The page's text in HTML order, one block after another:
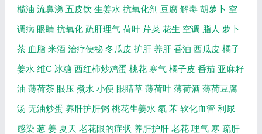
榄油 流鼻涕 五皮饮 生姜水 抗氧化剂 豆腐 解毒 胡萝卜 空
调病 眼睛 抗氧化 疏肝理气 荷叶 芹菜 花生 空调 脂人 萝卜
茶 血脂 米酒 治疗便秘 冬瓜皮 护肝 养肝 香油 西瓜皮 橘子
姜水 维C 冰糖 西红柿炒鸡蛋 桃花 寒气 橘子皮 番茄 亚麻籽
油 薄荷茶 眼压 煮水 小便 眼睛草 薄荷叶 薄荷酒 薄荷豆腐
汤 无油炒蛋 养肝护肝粥 桃花生姜水 氡 苯 软化血管 利尿
感染 葱 姜 夏天 老花眼的症状 养肝护肝 老花 理气 寒 疏肝